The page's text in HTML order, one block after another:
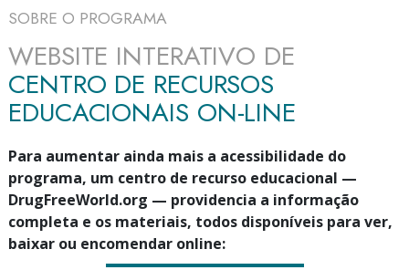
SOBRE O PROGRAMA
WEBSITE INTERATIVO DE
CENTRO DE RECURSOS
EDUCACIONAIS ON-LINE
Para aumentar ainda mais a acessibilidade do
programa, um centro de recurso educacional —
DrugFreeWorld.org — providencia a informação
completa e os materiais, todos disponíveis para ver,
baixar ou encomendar online: